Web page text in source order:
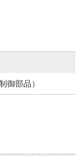
御部品）